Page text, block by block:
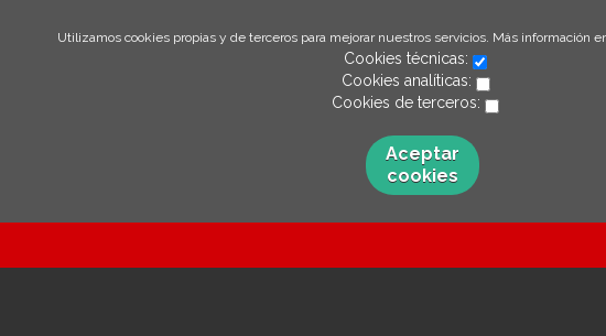
Utilizamos cookies propias y de terceros para mejorar nuestros servicios. Más información
Cookies técnicas:
Cookies analíticas:
Cookies de terceros:
Aceptar
cookies